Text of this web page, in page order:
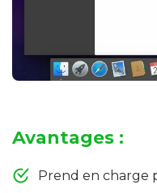
Avantages :
Prend en charge